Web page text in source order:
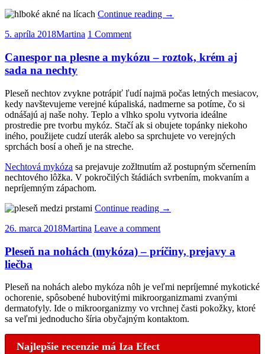
Continue reading →
5. apríla 2018Martina 1 Comment
Canespor na plesne a mykózu – roztok, krém aj
sada na nechty
Pleseň nechtov zvykne potrápiť ľudí najmä počas letných mesiacov,
kedy navštevujeme verejné kúpaliská, nadmerne sa potíme, čo si
odnášajú aj naše nohy. Teplo a vlhko spolu vytvoria ideálne
prostredie pre tvorbu mykóz. Stačí ak si obujete topánky niekoho
iného, použijete cudzí uterák alebo sa sprchujete vo verejných
sprchách bosí a oheň je na streche.
Nechtová mykóza sa prejavuje zožltnutím až postupným sčernením
nechtového lôžka. V pokročilých štádiách svrbením, mokvaním a
nepríjemným zápachom.
Continue reading →
26. marca 2018Martina Leave a comment
Pleseň na nohách (mykóza) – príčiny, prejavy a
liečba
Pleseň na nohách alebo mykóza nôh je veľmi nepríjemné mykotické
ochorenie, spôsobené hubovitými mikroorganizmami zvanými
dermatofyly. Ide o mikroorganizmy vo vrchnej časti pokožky, ktoré
sa veľmi jednoducho šíria obyčajným kontaktom.
Najlepšie recenzie má Iza Efect